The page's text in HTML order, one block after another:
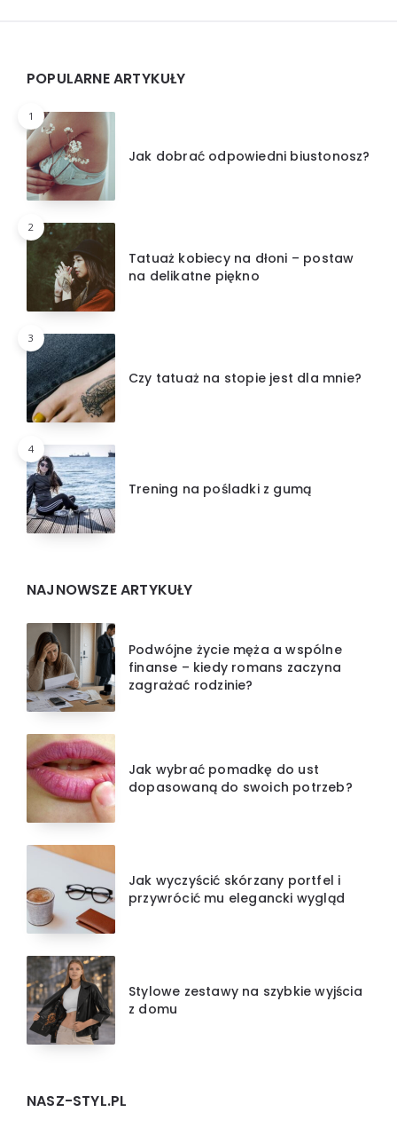
Widgets
POPULARNE ARTYKUŁY
1
Jak dobrać odpowiedni biustonosz?
2
Tatuaż kobiecy na dłoni – postaw
na delikatne piękno
3
Czy tatuaż na stopie jest dla mnie?
4
Trening na pośladki z gumą
NAJNOWSZE ARTYKUŁY
Podwójne życie męża a wspólne
finanse – kiedy romans zaczyna
zagrażać rodzinie?
Jak wybrać pomadkę do ust
dopasowaną do swoich potrzeb?
Jak wyczyścić skórzany portfel i
przywrócić mu elegancki wygląd
Stylowe zestawy na szybkie wyjścia
z domu
NASZ-STYL.PL